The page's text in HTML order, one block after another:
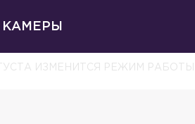
КАМЕРЫ
ИЗМЕНИТСЯ РЕЖИМ